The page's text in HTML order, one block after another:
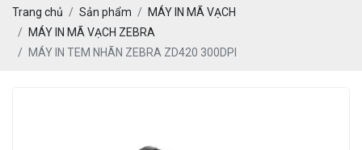
Trang chủ Sản phẩm
MÁY IN MÃ VẠCH
MÁY IN MÃ VẠCH ZEBRA
MÁY IN TEM NHÃN ZEBRA ZD420 300DPI